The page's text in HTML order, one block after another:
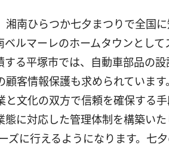
南ひらつか七夕まつりで全国
ルマーレのホームタウンとし
る平塚市では、自動車部品の
客情報保護も求められていま
文化の双方で信頼を確保する
に対応した管理体制を構築い
ズに行えるようになります。七